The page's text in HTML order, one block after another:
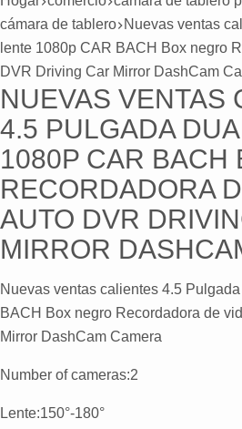
cámara de tablero Nuevas ventas
lente 1080p CAR BACH Box negro
DVR Driving Car Mirror DashCam
NUEVAS VENTAS
4.5 PULGADA
1080P CAR BACH
RECORDADORA
AUTO DVR
MIRROR
Nuevas ventas calientes 4.5
BACH Box negro Recordadora de
Mirror DashCam Camera
Number of cameras:2
Lente:150°-180°